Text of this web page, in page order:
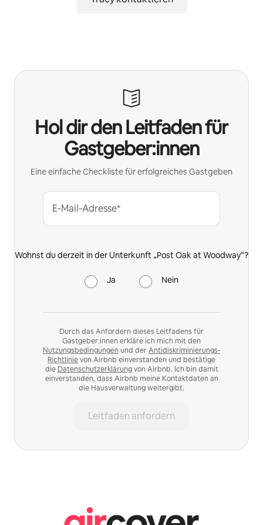
Hol dir den Leitfaden für
Gastgeber:innen
Eine einfache Checkliste für erfolgreiches Gastgeben
E-Mail-Adresse*
Wohnst du derzeit in der Unterkunft „Post Oak at Woodway“?
Ja Nein
Durch das Anfordern dieses Leitfadens für
Gastgeber:innen erkläre ich mich mit den
Nutzungsbedingungen und der Antidiskriminierungs-
Richtlinievon Airbnb einverstanden und bestätige
die Datenschutzerklärungvon Airbnb. Ich bin damit
einverstanden, dass Airbnb meine Kontaktdaten an
die Hausverwaltung weitergibt.
Leitfaden anfordern